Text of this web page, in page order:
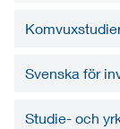
Svenska för
Studie- och